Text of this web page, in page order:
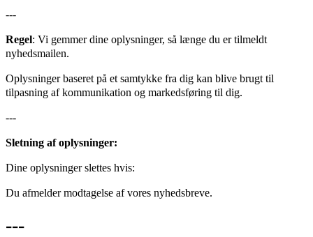
---
Regel: Vi gemmer dine oplysninger, så længe du er tilmeldt
nyhedsmailen.
Oplysninger baseret på et samtykke fra dig kan blive brugt til
tilpasning af kommunikation og markedsføring til dig.
---
Sletning af oplysninger:
Dine oplysninger slettes hvis:
Du afmelder modtagelse af vores nyhedsbreve.
---